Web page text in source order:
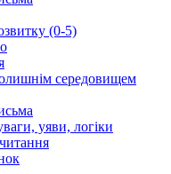
(0-5)
середовищем
уяви, логіки